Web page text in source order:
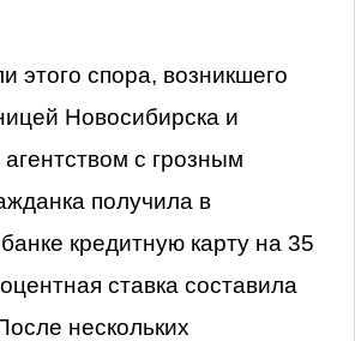
этого спора, возникшего
Новосибирска и
агентством с грозным
получила в
кредитную карту на 35
ставка составила
нескольких